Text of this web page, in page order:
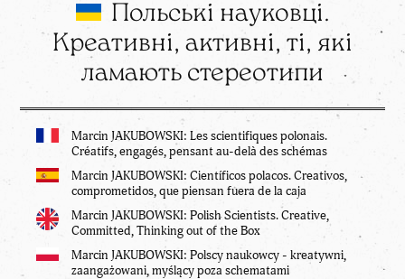
Польські науковці.
Креативні, активні, ті, які
ламають стереотипи
Marcin JAKUBOWSKI: Les scientifiques polonais.
Créatifs, engagés, pensant au-delà des schémas
Marcin JAKUBOWSKI: Científicos polacos. Creativos,
comprometidos, que piensan fuera de la caja
Marcin JAKUBOWSKI: Polish Scientists. Creative,
Committed, Thinking out of the Box
Marcin JAKUBOWSKI: Polscy naukowcy - kreatywni,
zaangażowani, myślący poza schematami